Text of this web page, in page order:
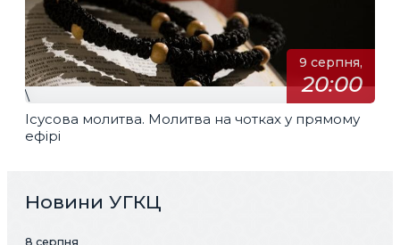
9 серпня,
20:00
\
Ісусова молитва. Молитва на чотках у прямому
ефірі
Новини УГКЦ
8 серпня